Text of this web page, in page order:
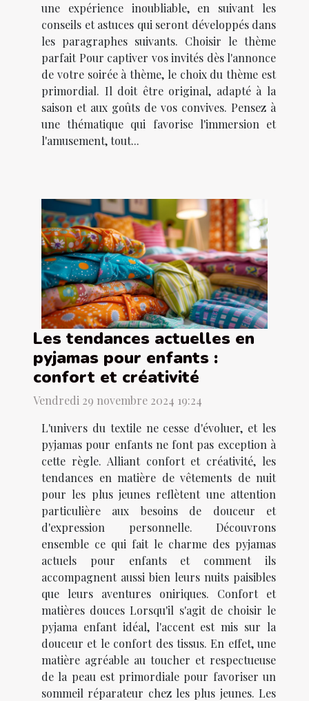
une expérience inoubliable, en suivant les
conseils et astuces qui seront développés dans
les paragraphes suivants. Choisir le thème
parfait Pour captiver vos invités dès l'annonce
de votre soirée à thème, le choix du thème est
primordial. Il doit être original, adapté à la
saison et aux goûts de vos convives. Pensez à
une thématique qui favorise l'immersion et
l'amusement, tout...
Les tendances actuelles en
pyjamas pour enfants :
confort et créativité
Vendredi 29 novembre 2024 19:24
L'univers du textile ne cesse d'évoluer, et les
pyjamas pour enfants ne font pas exception à
cette règle. Alliant confort et créativité, les
tendances en matière de vêtements de nuit
pour les plus jeunes reflètent une attention
particulière aux besoins de douceur et
d'expression personnelle. Découvrons
ensemble ce qui fait le charme des pyjamas
actuels pour enfants et comment ils
accompagnent aussi bien leurs nuits paisibles
que leurs aventures oniriques. Confort et
matières douces Lorsqu'il s'agit de choisir le
pyjama enfant idéal, l'accent est mis sur la
douceur et le confort des tissus. En effet, une
matière agréable au toucher et respectueuse
de la peau est primordiale pour favoriser un
sommeil réparateur chez les plus jeunes. Les